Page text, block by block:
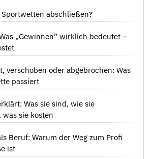
abschließen?
„Gewinnen” wirklich bedeutet –
verschoben oder abgebrochen: Was
passiert
Was sie sind, wie sie
sie kosten
Beruf: Warum der Weg zum Profi
ist